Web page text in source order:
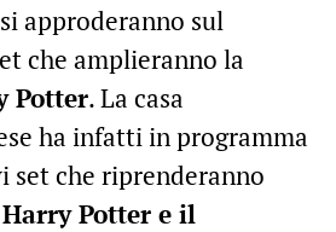
approderanno sul
che amplieranno la
Potter. La casa
ha infatti in programma
set che riprenderanno
Harry Potter e il